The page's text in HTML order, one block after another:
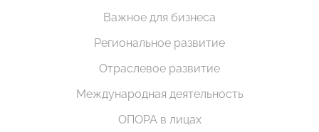
Важное для бизнеса
Региональное развитие
Отраслевое развитие
Международная деятельность
ОПОРА в лицах